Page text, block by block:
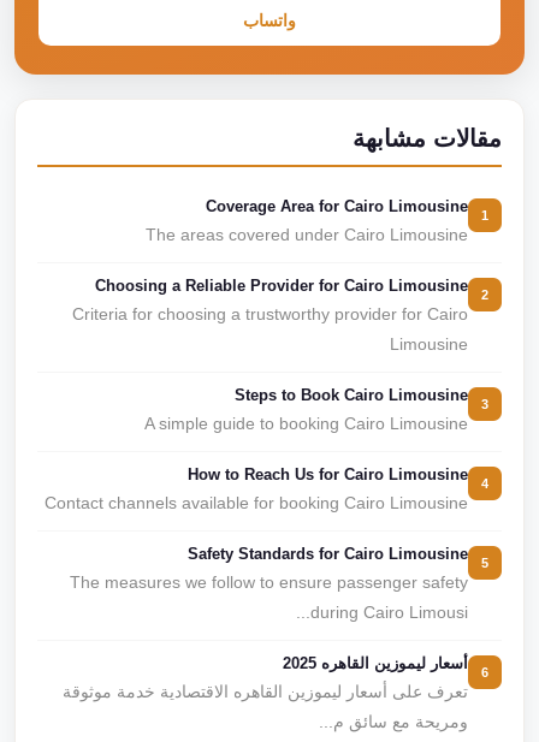
واتساب
مقالات مشابهة
Coverage Area for Cairo Limousine
The areas covered under Cairo Limousine
Choosing a Reliable Provider for Cairo Limousine
Criteria for choosing a trustworthy provider for Cairo
Limousine
Steps to Book Cairo Limousine
A simple guide to booking Cairo Limousine
How to Reach Us for Cairo Limousine
Contact channels available for booking Cairo Limousine
Safety Standards for Cairo Limousine
The measures we follow to ensure passenger safety
during Cairo Limousi...
أسعار ليموزين القاهره 2025
تعرف على أسعار ليموزين القاهره الاقتصادية خدمة موثوقة
ومريحة مع سائق م...